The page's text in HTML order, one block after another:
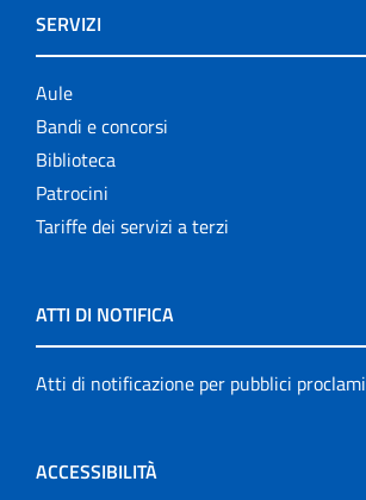
SERVIZI
Aule
Bandi e concorsi
Biblioteca
Patrocini
Tariffe dei servizi a terzi
ATTI DI NOTIFICA
Atti di notificazione per pubblici proclami
ACCESSIBILITÀ